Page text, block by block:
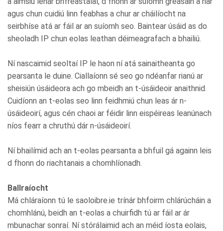
agus chun cuidiú linn feabhas a chur ar cháilíocht na
seirbhíse atá ar fáil ar an suíomh seo. Baintear úsáid as do
sheoladh IP chun eolas leathan déimeagrafach a bhailiú.
Ní nascaimid seoltaí IP le haon ní atá sainaitheanta go
pearsanta le duine. Ciallaíonn sé seo go ndéanfar rianú ar
sheisiún úsáideora ach go mbeidh an t-úsáideoir anaithnid.
Cuidíonn an t-eolas seo linn feidhmiú chun leas ár n-
úsáideoirí, agus cén chaoi ar féidir linn eispéireas leanúnach
níos fearr a chruthú dár n-úsáideoirí.
Ní bhailímid ach an t-eolas pearsanta a bhfuil gá againn leis
d fhonn do riachtanais a chomhlíonadh.
Ballraíocht
Má chláraíonn tú le saoloibre.ie trínár bhfoirm chlárúcháin a
chomhlánú, beidh an t-eolas a chuirfidh tú ar fáil ar ár
mbunachar sonraí. Ní stórálaimid ach an méid íosta eolais,